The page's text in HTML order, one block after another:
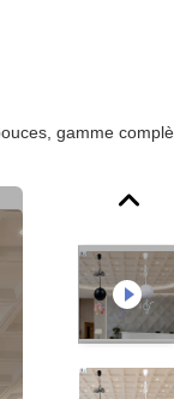
gamme